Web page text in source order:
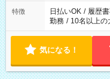
特徴 日払いOK / 履歴
勤務 / 10名以上の
気になる！